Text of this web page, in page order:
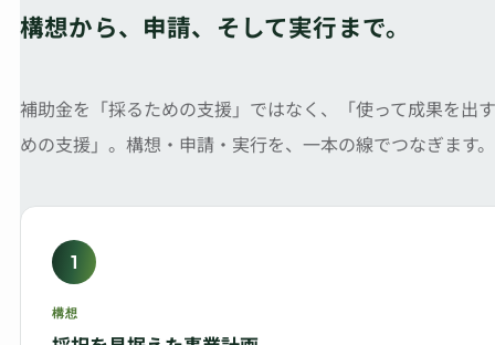
構想から、申請、そして実行まで。
補助金を「採るための支援」ではなく、「使って成果を出
めの支援」。構想・申請・実行を、一本の線でつなぎます。
1
構想